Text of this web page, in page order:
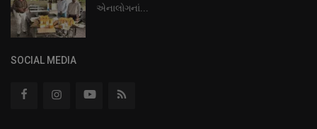
એનાલોગનાં...
SOCIAL MEDIA